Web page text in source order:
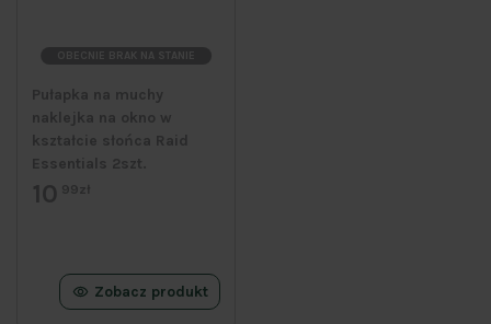
OBECNIE BRAK NA STANIE
Pułapka na muchy
naklejka na okno w
kształcie słońca Raid
Essentials 2szt.
10 99zł
Zobacz produkt